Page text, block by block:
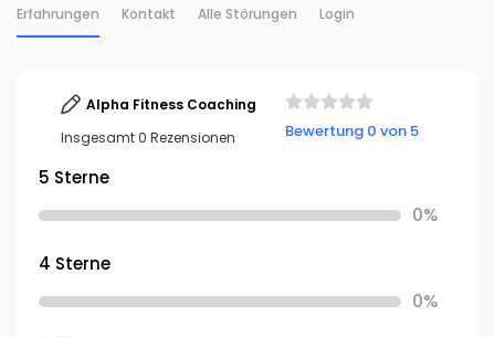
Erfahrungen Kontakt Alle Störungen Login
Alpha Fitness Coaching
Insgesamt 0 Rezensionen
Bewertung 0 von 5
5 Sterne
0%
4 Sterne
0%